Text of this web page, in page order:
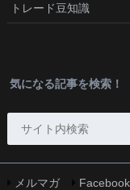
トレード豆知識
気になる記事を検索！
メルマガ Facebook